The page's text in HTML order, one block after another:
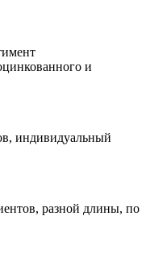
и
индивидуальный
разной длины, по